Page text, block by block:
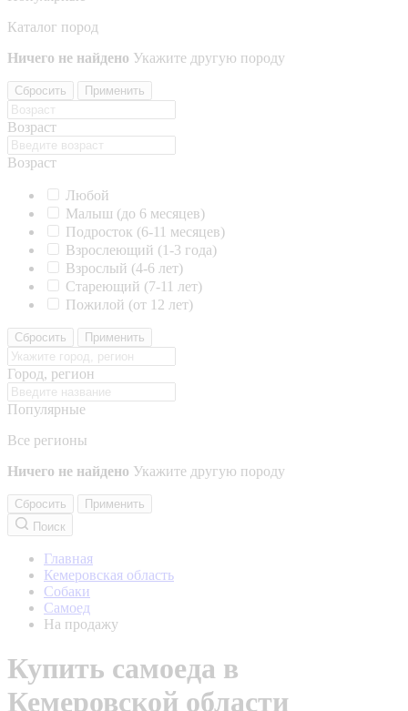
Каталог пород
Ничего не найдено Укажите другую породу
Сбросить Применить
Возраст
Возраст
Любой
Малыш (до 6 месяцев)
Подросток (6-11 месяцев)
Взрослеющий (1-3 года)
Взрослый (4-6 лет)
Стареющий (7-11 лет)
Пожилой (от 12 лет)
Сбросить Применить
Город, регион
Популярные
Все регионы
Ничего не найдено Укажите другую породу
Сбросить
Применить
Поиск
Главная
Кемеровская область
Собаки
Самоед
На продажу
Купить самоеда в
Кемеровской области